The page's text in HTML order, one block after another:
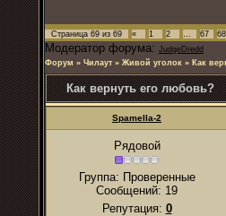
Страница 69 из 69 « 1 2 … 67 68
Модератор форума: JudgeDredd
Форум » Чилаут » Живой уголок » Как
Как вернуть его любовь?
Spamella-2
Рядовой
Группа: Проверенные
Сообщений: 19
Репутация: 0